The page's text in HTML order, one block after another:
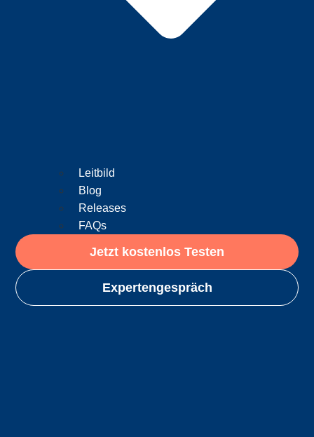
Leitbild
Blog
Releases
FAQs
Jetzt kostenlos Testen
Expertengespräch